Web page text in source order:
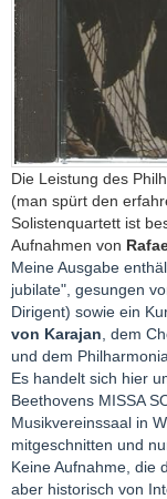
Die Leistung des
(man spürt den
Solistenquartett ist
Aufnahmen von
Meine Ausgabe
jubilate", gesungen
Dirigent) sowie ein
von Karajan , dem
und dem
Es handelt sich hier
Beethovens MISSA
Musikvereinssaal in
mitgeschnitten und
Keine Aufnahme, die
aber historisch von